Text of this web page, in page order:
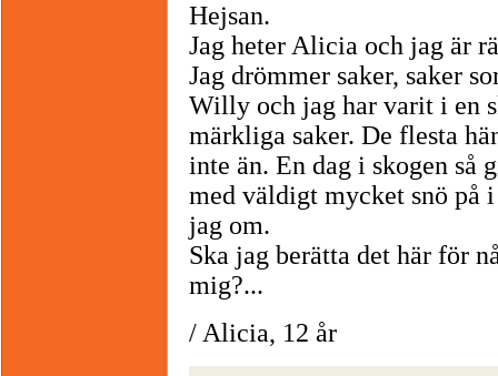
Hejsan.
Jag heter Alicia och jag är
Jag drömmer saker, saker
Willy och jag har varit i en
märkliga saker. De flesta
inte än. En dag i skogen så
med väldigt mycket snö på
jag om.
Ska jag berätta det här för
mig?...
/ Alicia, 12 år